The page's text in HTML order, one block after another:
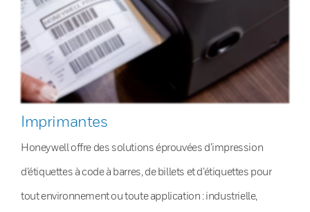
Imprimantes
Honeywell offre des solutions éprouvées d’impression
d’étiquettes à code à barres, de billets et d’étiquettes pour
tout environnement ou toute application : industrielle,